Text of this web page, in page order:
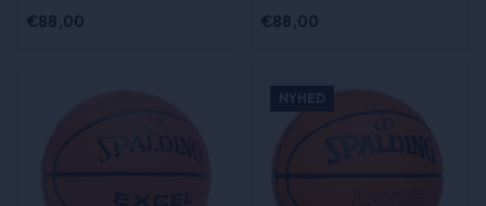
€88,00
€88,00
NYHED